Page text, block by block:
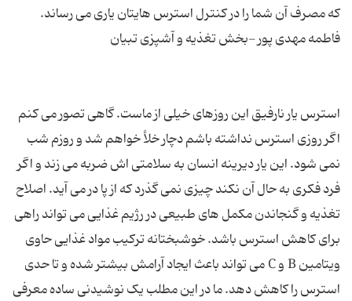
استرس یار نارفیق این روزهای خیلی از ماست. گاهی تصور می کنم
اگر روزی استرس نداشته باشم دچار خلأ خواهم شد و روزم شب
نمی شود. این یار دیرینه انسان به سلامتی اش ضربه می زند و اگر
فرد فکری به حال آن نکند چیزی نمی گذرد که از پا در می آید. اصلاح
تغذیه و گنجاندن مکمل های طبیعی در رژیم غذایی می تواند راهی
برای کاهش استرس باشد. خوشبختانه ترکیب مواد غذایی حاوی
ویتامین B و C می تواند باعث ایجاد آرامش بیشتر شده و تا حدی
استرس را کاهش دهد. ما در این مطلب یک نوشیدنی ساده معرفی